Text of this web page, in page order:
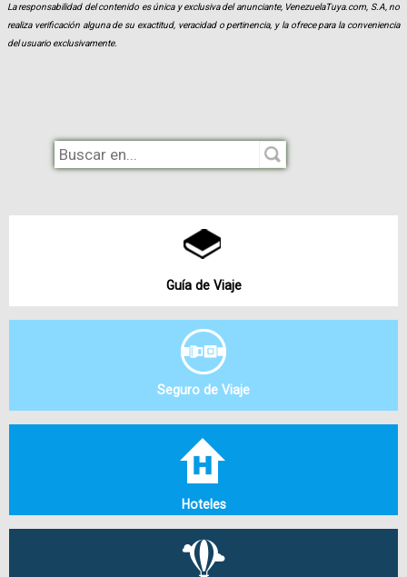
La responsabilidad del contenido es única y exclusiva del anunciante, VenezuelaTuya.com, S.A, no
realiza verificación alguna de su exactitud, veracidad o pertinencia, y la ofrece para la conveniencia
del usuario exclusivamente.
Guía de Viaje
Seguro de Viaje
Hoteles